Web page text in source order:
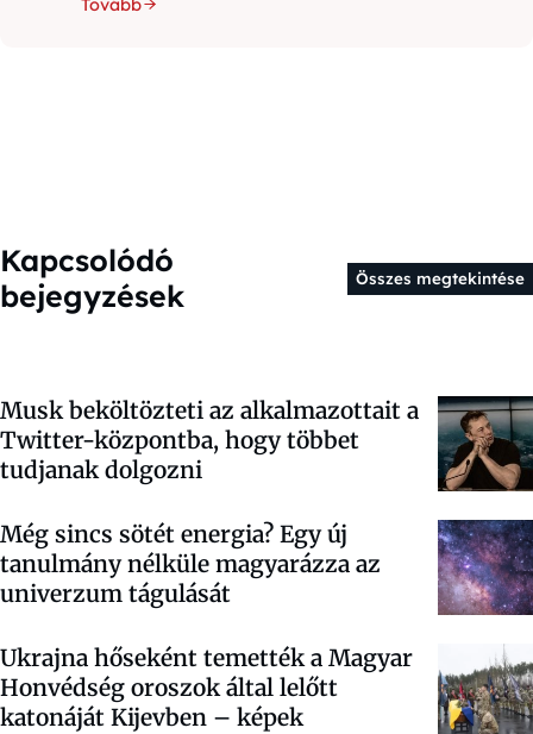
Tovább
Kapcsolódó
bejegyzések
Összes megtekintése
Musk beköltözteti az alkalmazottait a
Twitter-központba, hogy többet
tudjanak dolgozni
Még sincs sötét energia? Egy új
tanulmány nélküle magyarázza az
univerzum tágulását
Ukrajna hőseként temették a Magyar
Honvédség oroszok által lelőtt
katonáját Kijevben – képek